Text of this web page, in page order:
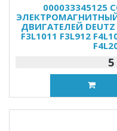
ДВИГАТЕЛЕЙ DEUTZ
F3L1011 F3L912
5